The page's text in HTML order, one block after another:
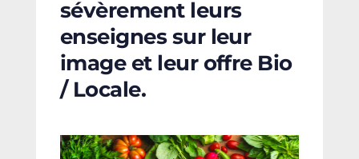
sévèrement leurs
enseignes sur leur
image et leur offre Bio
/ Locale.